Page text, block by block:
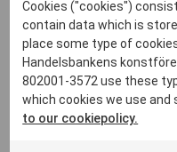
DESIGN
VENDELA
27.2 2018
Mer information om
Cookies ("cookies")
contain data which is
place some type of
Handelsbankens
802001-3572 use these
which cookies we use and
to our cookiepolicy.